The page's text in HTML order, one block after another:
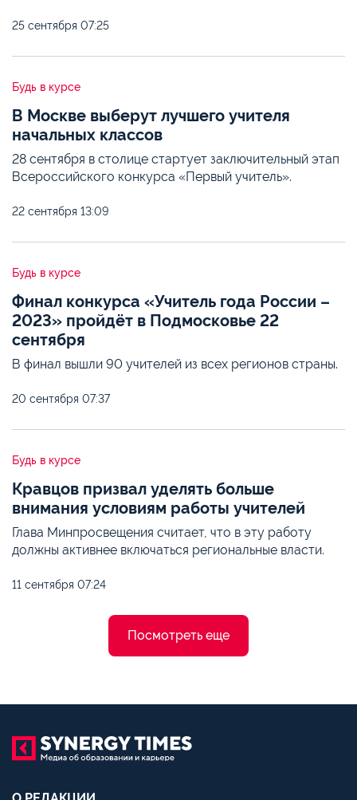
25 сентября 07:25
Будь в курсе
В Москве выберут лучшего учителя
начальных классов
28 сентября в столице стартует заключительный этап
Всероссийского конкурса «Первый учитель».
22 сентября 13:09
Будь в курсе
Финал конкурса «Учитель года России –
2023» пройдёт в Подмосковье 22
сентября
В финал вышли 90 учителей из всех регионов страны.
20 сентября 07:37
Будь в курсе
Кравцов призвал уделять больше
внимания условиям работы учителей
Глава Минпросвещения считает, что в эту работу
должны активнее включаться региональные власти.
11 сентября 07:24
Посмотреть еще